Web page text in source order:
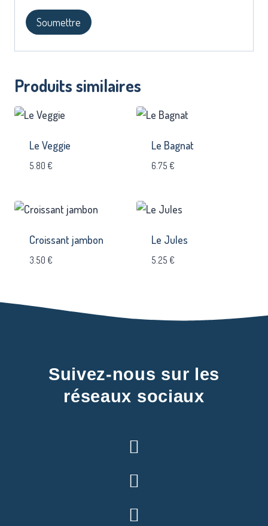
Produits similaires
Le Veggie
5.80 €
Le Bagnat
6.75 €
Croissant jambon
3.50 €
Le Jules
5.25 €
Suivez-nous sur les
réseaux sociaux